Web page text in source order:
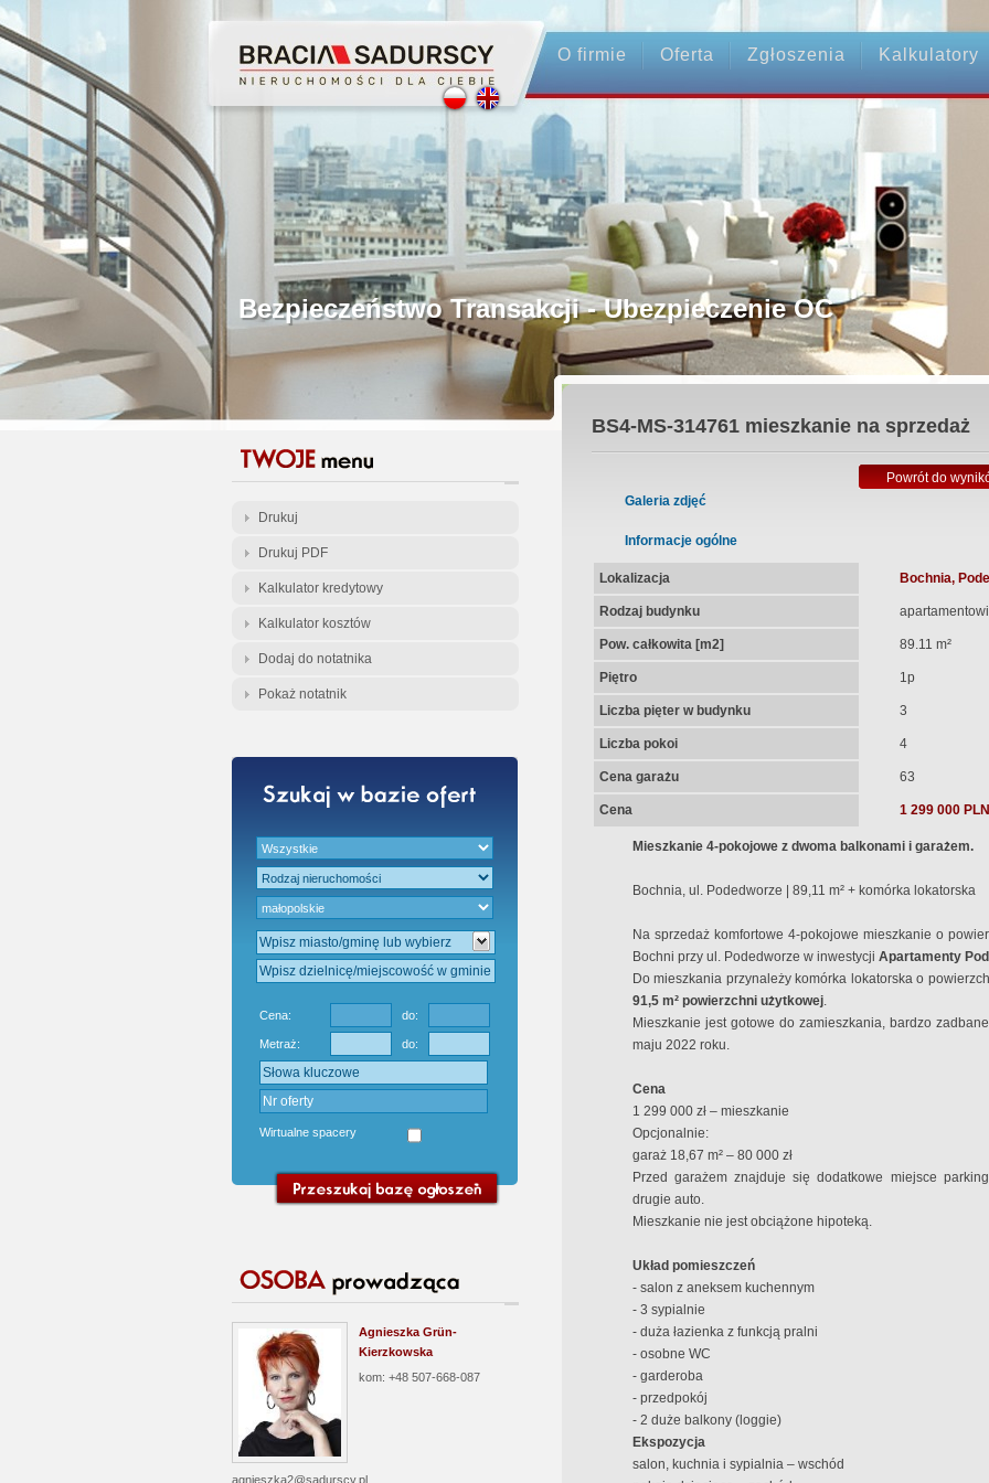
O firmie Oferta Zgłoszenia Kalkulatory
Profesjonalne Pośrednictwo
Bezpieczeństwo Transakcji - Ubezpieczenie OC
Licencjonowani Pośrednicy
Gwarancja Zwrotu Zadatku
Gratis - Przedwstępna Umowa Notarialna
Drukuj
Drukuj PDF
Kalkulator kredytowy
Kalkulator kosztów
Dodaj do notatnika
Pokaż notatnik
Cena: do:
Metraż: do:
Wirtualne spacery
Agnieszka Grün-
Kierzkowska
kom: +48 507-668-087
agnieszka2@sadurscy.pl
BS4-MS-314761mieszkanie na sprzedaż
Powrót do
Galeria zdjęć
Informacje ogólne
Lokalizacja Bochnia,
Rodzaj budynku
Pow. całkowita [m2] 89.11 m²
Piętro 1p
Liczba pięter w budynku 3
Liczba pokoi 4
Cena garażu 63
Cena 1 299 000 PLN
Mieszkanie 4-pokojowe z dwoma balkonami i garażem.
Bochnia, ul. Podedworze | 89,11 m² + komórka lokatorska
Na sprzedaż komfortowe 4-pokojowe mieszkanie o
Bochni przy ul. Podedworze w inwestycji Apartamenty
Do mieszkania przynależy komórka lokatorska o
91,5 m² powierzchni użytkowej.
Mieszkanie jest gotowe do zamieszkania, bardzo
maju 2022 roku.
Cena
1 299 000 zł – mieszkanie
Opcjonalnie:
garaż 18,67 m² – 80 000 zł
Przed garażem znajduje się dodatkowe miejsce
drugie auto.
Mieszkanie nie jest obciążone hipoteką.
Układ pomieszczeń
- salon z aneksem kuchennym
- 3 sypialnie
- duża łazienka z funkcją pralni
- osobne WC
- garderoba
- przedpokój
- 2 duże balkony (loggie)
Ekspozycja
salon, kuchnia i sypialnia – wschód